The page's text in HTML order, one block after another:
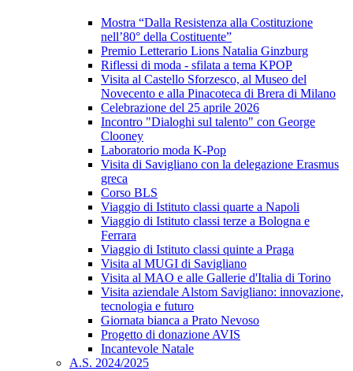
Mostra “Dalla Resistenza alla Costituzione
nell’80° della Costituente”
Premio Letterario Lions Natalia Ginzburg
Riflessi di moda - sfilata a tema KPOP
Visita al Castello Sforzesco, al Museo del
Novecento e alla Pinacoteca di Brera di Milano
Celebrazione del 25 aprile 2026
Incontro "Dialoghi sul talento" con George
Clooney
Laboratorio moda K-Pop
Visita di Savigliano con la delegazione Erasmus
greca
Corso BLS
Viaggio di Istituto classi quarte a Napoli
Viaggio di Istituto classi terze a Bologna e
Ferrara
Viaggio di Istituto classi quinte a Praga
Visita al MUGI di Savigliano
Visita al MAO e alle Gallerie d'Italia di Torino
Visita aziendale Alstom Savigliano: innovazione,
tecnologia e futuro
Giornata bianca a Prato Nevoso
Progetto di donazione AVIS
Incantevole Natale
A.S. 2024/2025